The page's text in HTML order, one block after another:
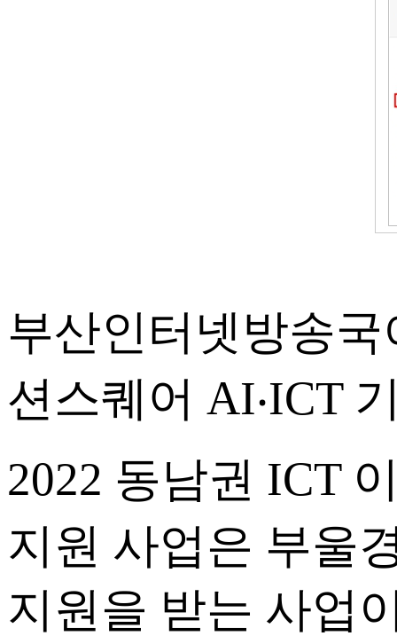
부산인터넷방송
션스퀘어 AI‧ICT
2022 동남권 ICT
지원 사업은 부울
지원을 받는 사업